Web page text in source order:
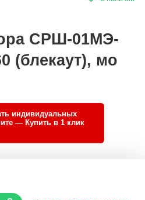
СРШ-01МЭ-
(блекаут), мо